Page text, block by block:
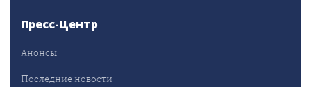
Пресс-Центр
Анонсы
Последние новости